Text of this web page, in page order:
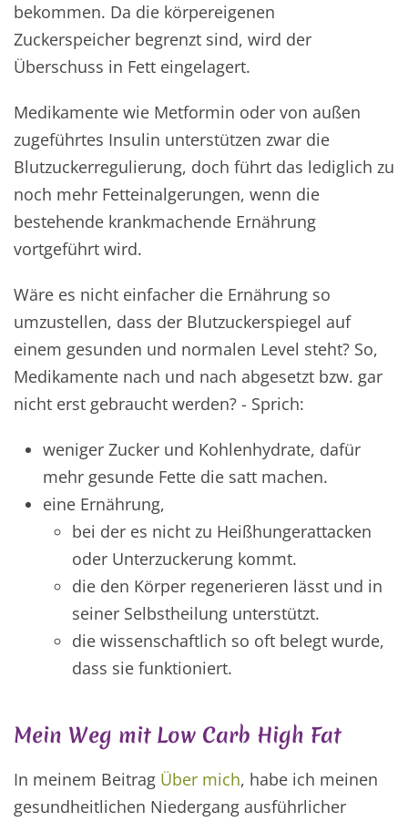
bekommen. Da die körpereigenen
Zuckerspeicher begrenzt sind, wird der
Überschuss in Fett eingelagert.
Medikamente wie Metformin oder von außen
zugeführtes Insulin unterstützen zwar die
Blutzuckerregulierung, doch führt das lediglich zu
noch mehr Fetteinalgerungen, wenn die
bestehende krankmachende Ernährung
vortgeführt wird.
Wäre es nicht einfacher die Ernährung so
umzustellen, dass der Blutzuckerspiegel auf
einem gesunden und normalen Level steht? So,
Medikamente nach und nach abgesetzt bzw. gar
nicht erst gebraucht werden? - Sprich:
weniger Zucker und Kohlenhydrate, dafür
mehr gesunde Fette die satt machen.
eine Ernährung,
bei der es nicht zu Heißhungerattacken
oder Unterzuckerung kommt.
die den Körper regenerieren lässt und in
seiner Selbstheilung unterstützt.
die wissenschaftlich so oft belegt wurde,
dass sie funktioniert.
Mein Weg mit Low Carb High Fat
In meinem Beitrag Über mich, habe ich meinen
gesundheitlichen Niedergang ausführlicher